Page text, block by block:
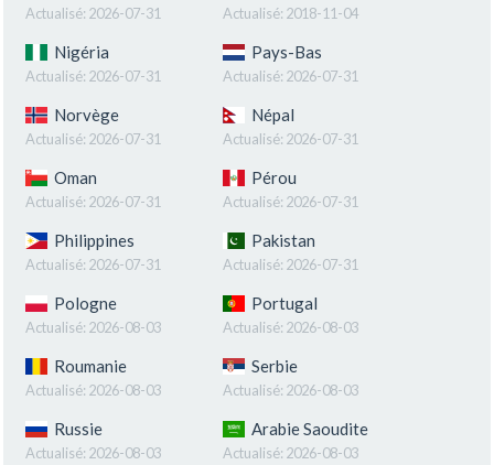
Actualisé: 2026-07-31 Actualisé: 2018-11-04
Nigéria
Actualisé: 2026-07-31
Pays-Bas
Actualisé: 2026-07-31
Norvège
Actualisé: 2026-07-31
Népal
Actualisé: 2026-07-31
Oman
Actualisé: 2026-07-31
Pérou
Actualisé: 2026-07-31
Philippines
Actualisé: 2026-07-31
Pakistan
Actualisé: 2026-07-31
Pologne
Actualisé: 2026-08-03
Portugal
Actualisé: 2026-08-03
Roumanie
Actualisé: 2026-08-03
Serbie
Actualisé: 2026-08-03
Russie
Actualisé: 2026-08-03
Arabie Saoudite
Actualisé: 2026-08-03